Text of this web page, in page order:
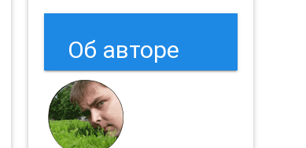
Об авторе